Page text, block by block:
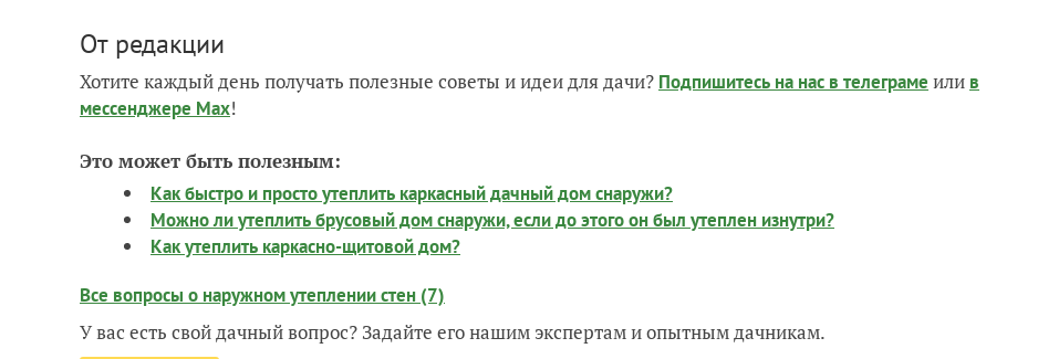
От редакции
Хотите каждый день получать полезные советы и идеи для дачи? Подпишитесь на нас в телеграме или в
мессенджере Max!
Это может быть полезным:
Как быстро и просто утеплить каркасный дачный дом снаружи?
Можно ли утеплить брусовый дом снаружи, если до этого он был утеплен изнутри?
Как утеплить каркасно-щитовой дом?
Все вопросы о наружном утеплении стен (7)
У вас есть свой дачный вопрос? Задайте его нашим экспертам и опытным дачникам.